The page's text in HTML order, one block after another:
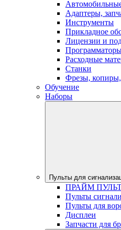
Адаптеры,
Инструменты
Прикладное
Лицензии и
Расходные
Станки
Фрезы, копиры,
Обучение
Наборы
Пульты для
ПРАЙМ
Пульты
Пульты для
Дисплеи
Запчасти для